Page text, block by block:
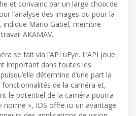
et convainc par un large choix de
l’analyse des images ou pour la
indique Mario Gäbel, membre
AKAMAV.
se fait via l’API uEye. L’API joue
important dans toutes les
détermine d’une part la
fonctionnalités de la caméra et,
le potentiel de la caméra pourra
norme », IDS offre ici un avantage